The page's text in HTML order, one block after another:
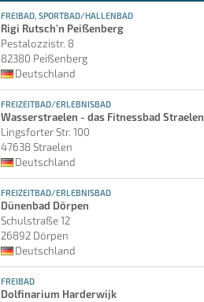
FREIBAD, SPORTBAD/HALLENBAD
Rigi Rutsch'n Peißenberg
Pestalozzistr. 8
82380 Peißenberg
Deutschland
FREIZEITBAD/ERLEBNISBAD
Wasserstraelen - das Fitnessbad Straelen
Lingsforter Str. 100
47638 Straelen
Deutschland
FREIZEITBAD/ERLEBNISBAD
Dünenbad Dörpen
Schulstraße 12
26892 Dörpen
Deutschland
FREIBAD
Dolfinarium Harderwijk